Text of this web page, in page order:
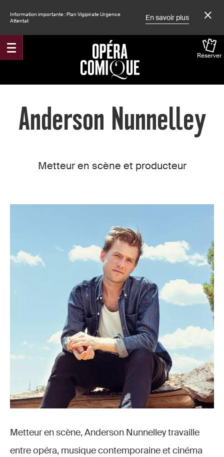
Information importante : Plan Vigipirate Urgence
Attentat
En savoir plus
Réserver
Accueil
Anderson Nunnelley
Metteur en scène et producteur
Metteur en scène, Anderson Nunnelley travaille
entre opéra, musique contemporaine et cinéma